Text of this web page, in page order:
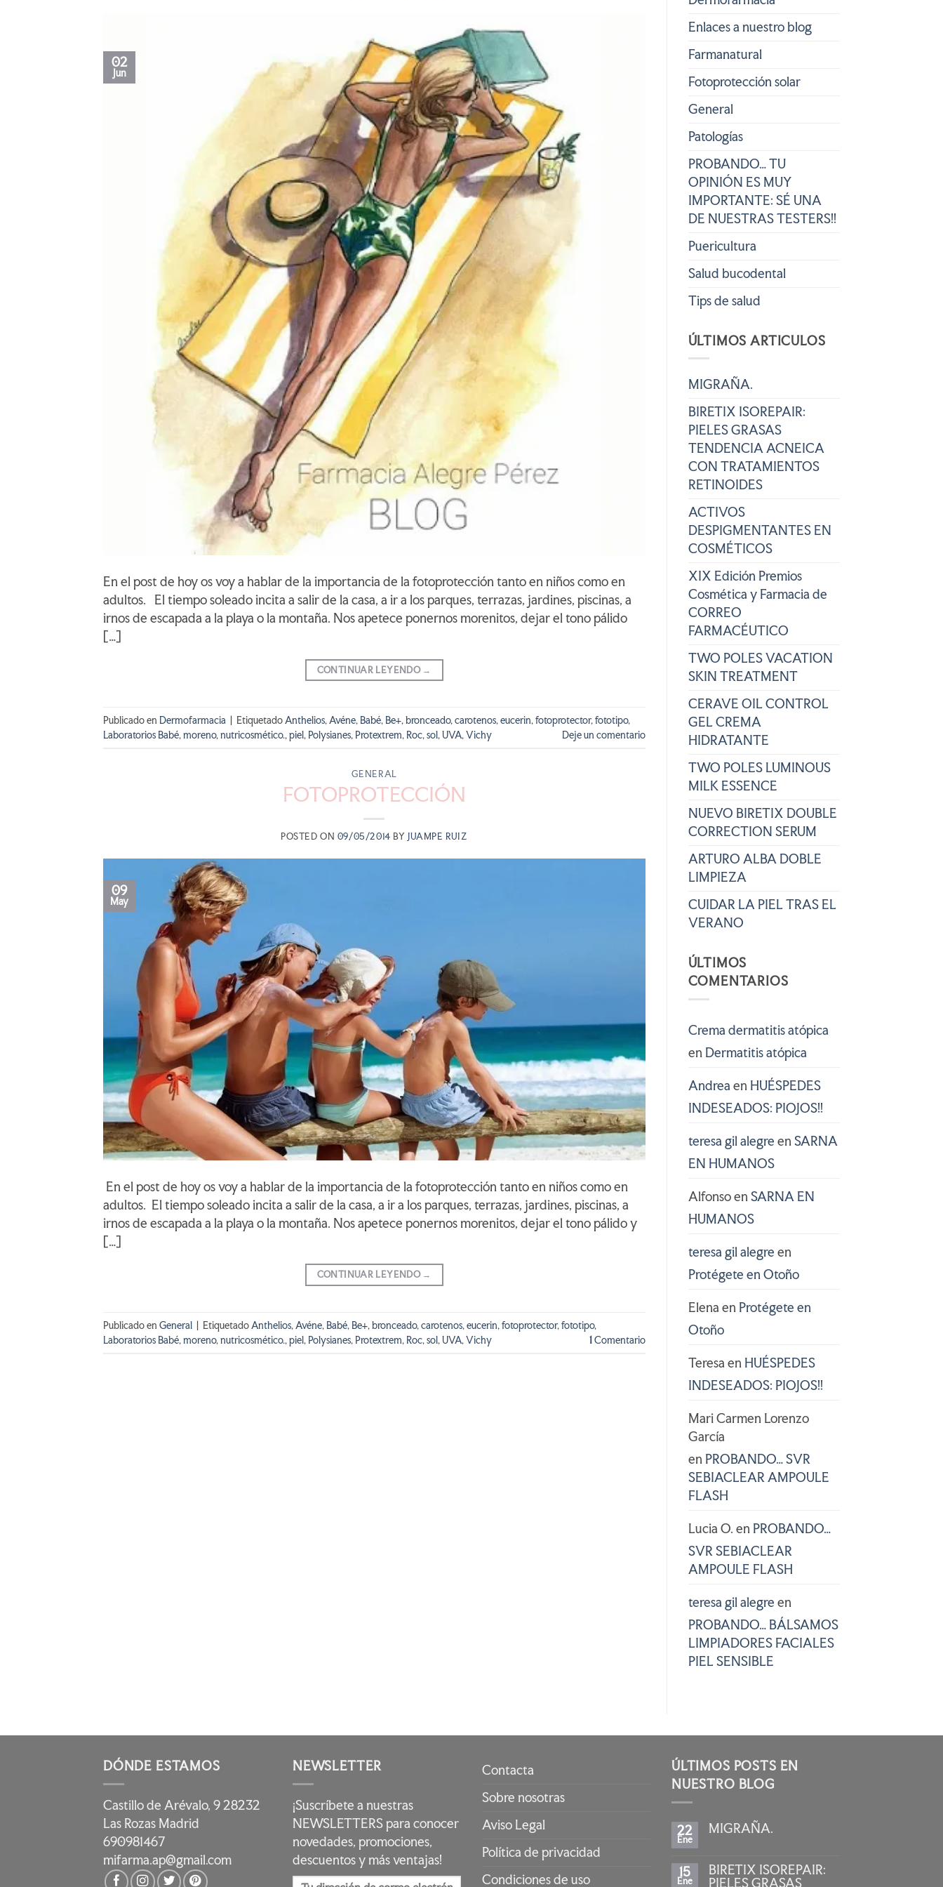
02
Jun
En el post de hoy os voy a hablar de la importancia de la fotoprotección tanto en niños como en
adultos. El tiempo soleado incita a salir de la casa, a ir a los parques, terrazas, jardines, piscinas, a
irnos de escapada a la playa o la montaña. Nos apetece ponernos morenitos, dejar el tono pálido
[…]
CONTINUAR LEYENDO →
Publicado en Dermofarmacia | Etiquetado Anthelios, Avéne, Babé, Be+, bronceado, carotenos, eucerin, fotoprotector, fototipo,
Laboratorios Babé, moreno, nutricosmético., piel, Polysianes, Protextrem, Roc, sol, UVA, Vichy Deje un comentario
GENERAL
FOTOPROTECCIÓN
POSTED ON 09/05/2014 BY JUAMPE RUIZ
09
May
En el post de hoy os voy a hablar de la importancia de la fotoprotección tanto en niños como en
adultos. El tiempo soleado incita a salir de la casa, a ir a los parques, terrazas, jardines, piscinas, a
irnos de escapada a la playa o la montaña. Nos apetece ponernos morenitos, dejar el tono pálido y
[…]
CONTINUAR LEYENDO →
Publicado en General | Etiquetado Anthelios, Avéne, Babé, Be+, bronceado, carotenos, eucerin, fotoprotector, fototipo,
Laboratorios Babé, moreno, nutricosmético., piel, Polysianes, Protextrem, Roc, sol, UVA, Vichy 1 Comentario
Enlaces a nuestro blog
Farmanatural
Fotoprotección solar
General
Patologías
PROBANDO… TU
OPINIÓN ES MUY
IMPORTANTE: SÉ UNA
DE NUESTRAS TESTERS!!
Puericultura
Salud bucodental
Tips de salud
ÚLTIMOS ARTICULOS
MIGRAÑA.
BIRETIX ISOREPAIR:
PIELES GRASAS
TENDENCIA ACNEICA
CON TRATAMIENTOS
RETINOIDES
ACTIVOS
DESPIGMENTANTES EN
COSMÉTICOS
XIX Edición Premios
Cosmética y Farmacia de
CORREO
FARMACÉUTICO
TWO POLES VACATION
SKIN TREATMENT
CERAVE OIL CONTROL
GEL CREMA
HIDRATANTE
TWO POLES LUMINOUS
MILK ESSENCE
NUEVO BIRETIX DOUBLE
CORRECTION SERUM
ARTURO ALBA DOBLE
LIMPIEZA
CUIDAR LA PIEL TRAS EL
VERANO
ÚLTIMOS
COMENTARIOS
Crema dermatitis atópica
en Dermatitis atópica
Andrea en HUÉSPEDES
INDESEADOS: PIOJOS!!
teresa gil alegre en SARNA
EN HUMANOS
Alfonsoen SARNA EN
HUMANOS
teresa gil alegre en
Protégete en Otoño
Elena en Protégete en
Otoño
Teresa en HUÉSPEDES
INDESEADOS: PIOJOS!!
Mari Carmen Lorenzo
García
en PROBANDO… SVR
SEBIACLEAR AMPOULE
FLASH
Lucia O. en PROBANDO…
SVR SEBIACLEAR
AMPOULE FLASH
teresa gil alegre en
PROBANDO… BÁLSAMOS
LIMPIADORES FACIALES
PIEL SENSIBLE
DÓNDE ESTAMOS
Castillo de Arévalo, 9 28232
Las Rozas Madrid
690981467
mifarma.ap@gmail.com
NEWSLETTER
¡Suscríbete a nuestras
NEWSLETTERS para conocer
novedades, promociones,
descuentos y más ventajas!
Contacta
Sobre nosotras
Aviso Legal
Política de privacidad
Condiciones de uso
ÚLTIMOS POSTS EN
NUESTRO BLOG
22
Ene
MIGRAÑA.
en
MIGRAÑA.
15
Ene
BIRETIX ISOREPAIR:
PIELES GRASAS